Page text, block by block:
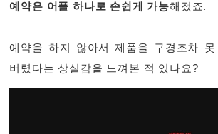
예약은 어플 하나로 손쉽게 가능해졌죠.
예약을 하지 않아서 제품을 구경조차
버렸다는 상실감을 느껴본 적 있나요?